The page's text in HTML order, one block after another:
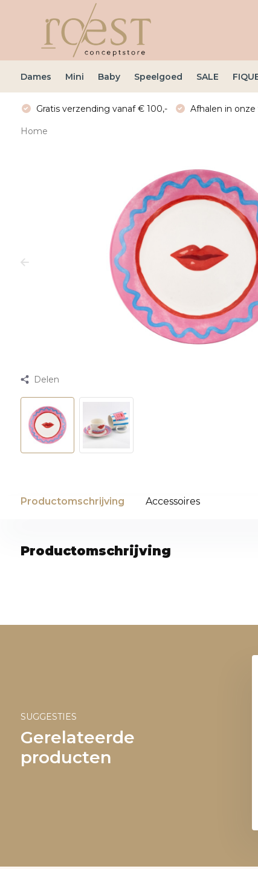
Dames Mini Baby Speelgoed SALE
Gratis verzending vanaf € 100,- Afhalen in
Home
Delen
Productomschrijving Accessoires
Productomschrijving
SUGGESTIES
Gerelateerde
producten
Amore